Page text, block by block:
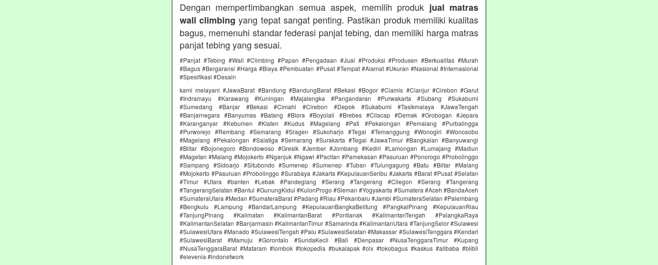
Dengan mempertimbangkan semua aspek, memilih produk jual matras
wall climbing yang tepat sangat penting. Pastikan produk memiliki kualitas
bagus, memenuhi standar federasi panjat tebing, dan memiliki harga matras
panjat tebing yang sesuai.
#Panjat #Tebing #Wall #Climbing #Papan #Pengadaan #Jual #Produksi #Produsen #Berkualitas #Murah
#Bagus #Bergaransi #Harga #Biaya #Pembuatan #Pusat #Tempat #Alamat #Ukuran #Nasional #Internasional
#Spesifikasi #Desain
kami melayani #JawaBarat #Bandung #BandungBarat #Bekasi #Bogor #Ciamis #Cianjur #Cirebon #Garut
#Indramayu #Karawang #Kuningan #Majalengka #Pangandaran #Purwakarta #Subang #Sukabumi
#Sumedang #Banjar #Bekasi #Cimahi #Cirebon #Depok #Sukabumi #Tasikmalaya #JawaTengah
#Banjarnegara #Banyumas #Batang #Blora #Boyolali #Brebes #Cilacap #Demak #Grobogan #Jepara
#Karanganyar #Kebumen #Klaten #Kudus #Magelang #Pati #Pekalongan #Pemalang #Purbalingga
#Purworejo #Rembang #Semarang #Sragen #Sukoharjo #Tegal #Temanggung #Wonogiri #Wonosobo
#Magelang #Pekalongan #Salatiga #Semarang #Surakarta #Tegal #JawaTimur #Bangkalan #Banyuwangi
#Blitar #Bojonegoro #Bondowoso #Gresik #Jember #Jombang #Kediri #Lamongan #Lumajang #Madiun
#Magetan #Malang #Mojokerto #Nganjuk #Ngawi #Pacitan #Pamekasan #Pasuruan #Ponorogo #Probolinggo
#Sampang #Sidoarjo #Situbondo #Sumenep #Sumenep #Tuban #Tulungagung #Batu #Blitar #Malang
#Mojokerto #Pasuruan #Probolinggo #Surabaya #Jakarta #KepulauanSeribu #Jakarta #Barat #Pusat #Selatan
#Timur #Utara #banten #Lebak #Pandeglang #Serang #Tangerang #Cilegon #Serang #Tangerang
#TangerangSelatan #Bantul #GunungKidul #KulonProgo #Sleman #Yogyakarta #Sumatera #Aceh #BandaAceh
#SumateraUtara #Medan #SumateraBarat #Padang #Riau #Pekanbaru #Jambi #SumateraSelatan #Palembang
#Bengkulu #Lampung #BandarLampung #KepulauanBangkaBelitung #PangkalPinang #KepulauanRiau
#TanjungPinang #Kalimatan #KalimantanBarat #Pontianak #KalimantanTengah #PalangkaRaya
#KalimantanSelatan #Banjarmasin #KalimantanTimur #Samarinda #KalimantanUtara #TanjungSelor #Sulawesi
#SulawesiUtara #Manado #SulawesiTengah #Palu #SulawesiSelatan #Makassar #SulawesiTenggara #Kendari
#SulawesiBarat #Mamuju #Gorontalo #SundaKecil #Bali #Denpasar #NusaTenggaraTimur #Kupang
#NusaTenggaraBarat #Mataram #lombok #tokopedia #bukalapak #olx #tokobagus #kaskus #alibaba #blibli
#elevenia #indonetwork